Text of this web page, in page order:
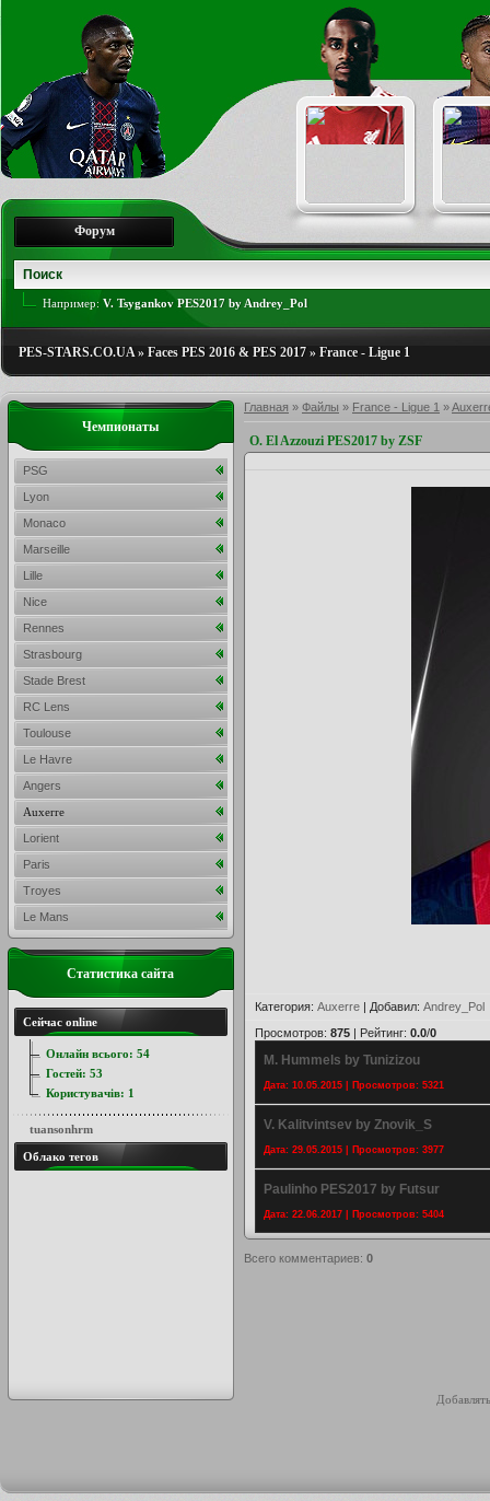
Форум
Например: V. Tsygankov PES2017 by Andrey_Pol
PES-STARS.CO.UA» Faces PES 2016 & PES 2017 » France - Ligue 1
Главная » Файлы » France - Ligue 1 »
O. El Azzouzi PES2017 by ZSF
Категория: Auxerre | Добавил: Andrey_Pol
Просмотров: 875 | Рейтинг: 0.0/0
M. Hummels by Tunizizou
Дата: 10.05.2015 | Просмотров: 5321
V. Kalitvintsev by Znovik_S
Дата: 29.05.2015 | Просмотров: 3977
Paulinho PES2017 by Futsur
Дата: 22.06.2017 | Просмотров: 5404
Всего комментариев: 0
Чемпионаты
PSG
Lyon
Monaco
Marseille
Lille
Nice
Rennes
Strasbourg
Stade Brest
RC Lens
Toulouse
Le Havre
Angers
Auxerre
Lorient
Paris
Troyes
Le Mans
Статистика сайта
Сейчас online
Онлайн всього: 54
Гостей: 53
Користувачів: 1
tuansonhrm
Облако тегов